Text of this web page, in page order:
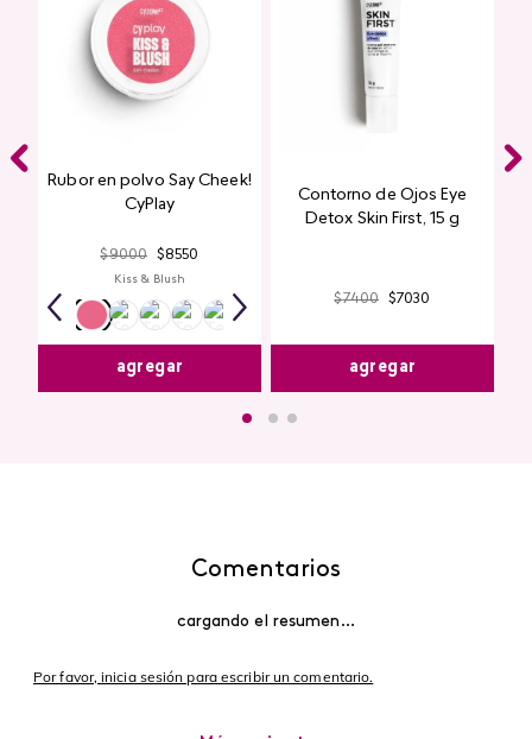
Rubor en polvo Say Cheek!
CyPlay
$9000 $8550
Kiss & Blush
agregar
Contorno de Ojos Eye
Detox Skin First, 15 g
agregar
Comentarios
cargando el resumen…
Por favor, inicia sesión para escribir un comentario.